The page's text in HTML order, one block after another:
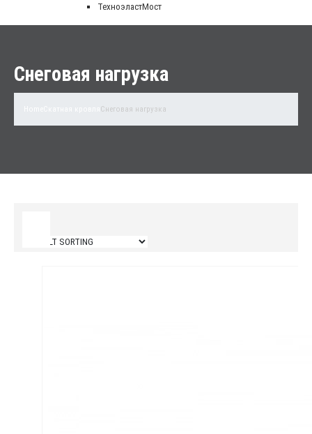
ТехноэластМост
Снеговая нагрузка
Снеговая нагрузка